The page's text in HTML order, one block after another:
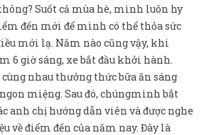
Suốt cả mùa hè, mình luôn hy
đến mới để mình có thể thỏa sức
mới lạ. Năm nào cũng vậy, khi
6 giờ sáng, xe bắt đầu khởi hành.
nhau thưởng thức bữa ăn sáng
miệng. Sau đó, chúngmình bắt
anh chị hướng dẫn viên và được nghe
về điểm đến của năm nay. Đây là